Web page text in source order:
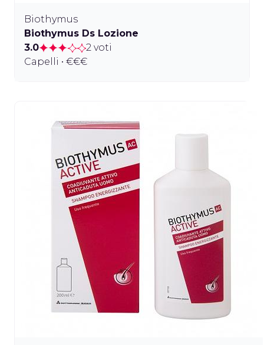
Biothymus
Biothymus Ds Lozione
3.0
2 voti
Capelli • €€€